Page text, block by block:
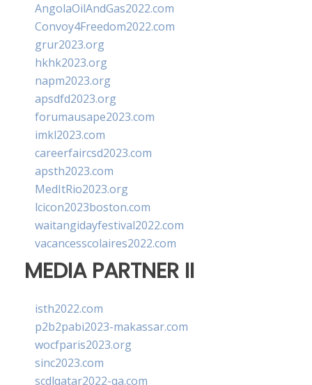
AngolaOilAndGas2022.com
Convoy4Freedom2022.com
grur2023.org
hkhk2023.org
napm2023.org
apsdfd2023.org
forumausape2023.com
imkl2023.com
careerfaircsd2023.com
apsth2023.com
MedItRio2023.org
lcicon2023boston.com
waitangidayfestival2022.com
vacancesscolaires2022.com
MEDIA PARTNER II
isth2022.com
p2b2pabi2023-makassar.com
wocfparis2023.org
sinc2023.com
scdlqatar2022-qa.com